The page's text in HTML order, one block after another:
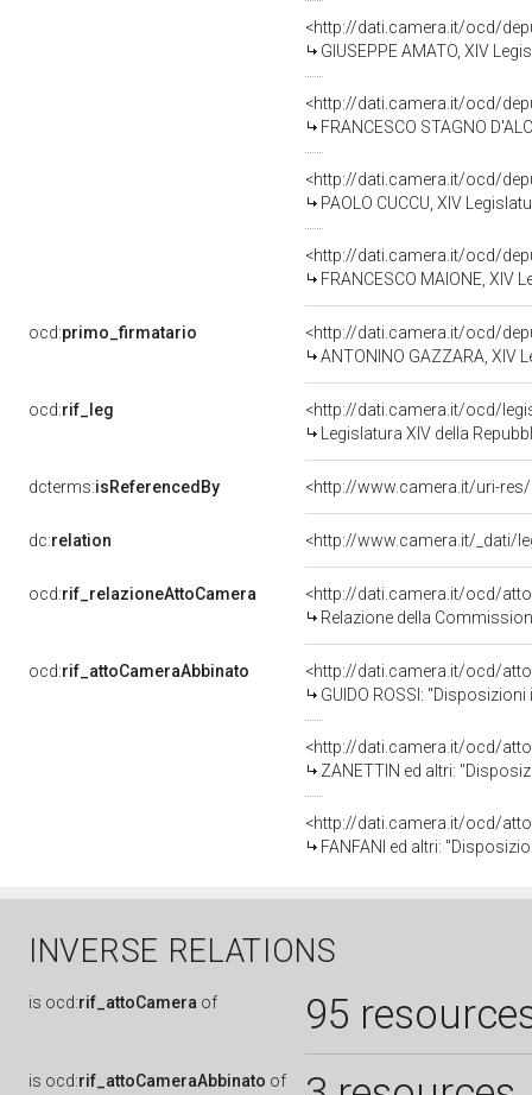
<http://dati.camera.it/ocd/
GIUSEPPE AMATO, XIV
<http://dati.camera.it/ocd/
FRANCESCO STAGNO
<http://dati.camera.it/ocd/
PAOLO CUCCU, XIV
<http://dati.camera.it/ocd/
FRANCESCO MAIONE, XIV
ocd:primo_firmatario
<http://dati.camera.it/ocd/
ANTONINO GAZZARA, XIV
ocd:rif_leg
<http://dati.camera.it/ocd/
Legislatura XIV della
dcterms:isReferencedBy
dc:relation <http://www.camera.it/_dati/
ocd:rif_relazioneAttoCamera
<http://dati.camera.it/ocd/
Relazione della
ocd:rif_attoCameraAbbinato
<http://dati.camera.it/ocd/
GUIDO ROSSI:
<http://dati.camera.it/ocd/
ZANETTIN ed altri:
<http://dati.camera.it/ocd/
FANFANI ed altri:
INVERSE RELATIONS
is ocd:rif_attoCamera of 95
is ocd:rif_attoCameraAbbinato of